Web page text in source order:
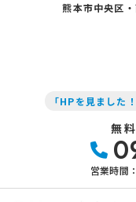
熊本市中央区
「HPを見ました
無
営業時間